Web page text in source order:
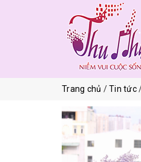
Trang chủ Tin tức